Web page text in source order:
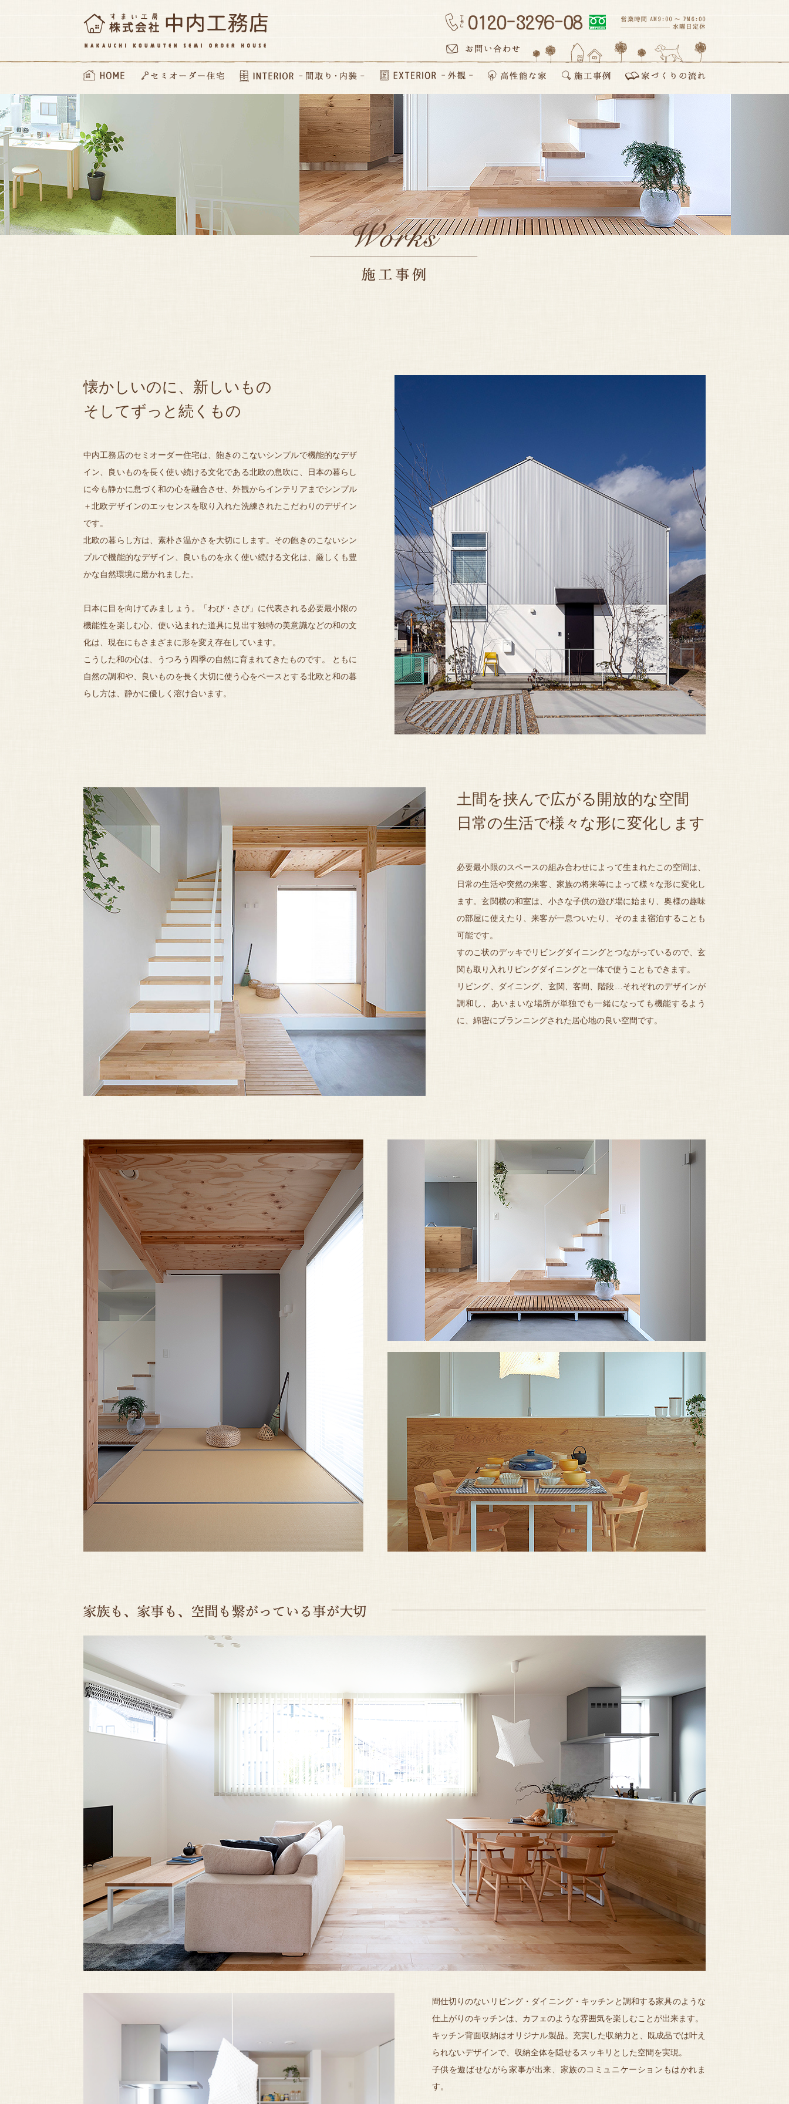
懐かしいのに、新しいもの
そしてずっと続くもの
中内工務店のセミオーダー住宅は、飽きのこないシンプルで機能的なデザ
イン、良いものを長く使い続ける文化である北欧の息吹に、日本の暮らし
に今も静かに息づく和の心を融合させ、外観からインテリアまでシンプル
＋北欧デザインのエッセンスを取り入れた洗練されたこだわりのデザイン
です。
北欧の暮らし方は、素朴さ温かさを大切にします。その飽きのこないシン
プルで機能的なデザイン、良いものを永く使い続ける文化は、厳しくも豊
かな自然環境に磨かれました。
日本に目を向けてみましょう。「わび・さび」に代表される必要最小限の
機能性を楽しむ心、使い込まれた道具に見出す独特の美意識などの和の文
化は、現在にもさまざまに形を変え存在しています。
こうした和の心は、うつろう四季の自然に育まれてきたものです。 ともに
自然の調和や、良いものを長く大切に使う心をベースとする北欧と和の暮
らし方は、静かに優しく溶け合います。
土間を挟んで広がる開放的な空間
日常の生活で様々な形に変化します
必要最小限のスペースの組み合わせによって生まれたこの空間は、
日常の生活や突然の来客、家族の将来等によって様々な形に変化し
ます。玄関横の和室は、小さな子供の遊び場に始まり、奥様の趣味
の部屋に使えたり、来客が一息ついたり、そのまま宿泊することも
可能です。
すのこ状のデッキでリビングダイニングとつながっているので、玄
関も取り入れリビングダイニングと一体で使うこともできます。
リビング、ダイニング、玄関、客間、階段…それぞれのデザインが
調和し、あいまいな場所が単独でも一緒になっても機能するよう
に、綿密にプランニングされた居心地の良い空間です。
間仕切りのないリビング・ダイニング・キッチンと調和する家具のような
仕上がりのキッチンは、カフェのような雰囲気を楽しむことが出来ます。
キッチン背面収納はオリジナル製品。充実した収納力と、既成品では叶え
られないデザインで、収納全体を隠せるスッキリとした空間を実現。
子供を遊ばせながら家事が出来、家族のコミュニケーションもはかれま
す。